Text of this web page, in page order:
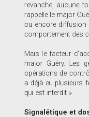
revanche, aucune
rappelle le major
ou encore diffusion
comportement des
Mais le facteur
major Guéry. Les
opérations de
a déjà eu plusieurs
qui est interdit ».
Signalétique et